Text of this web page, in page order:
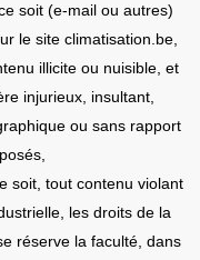
soit (e-mail ou autres)
le site climatisation.be,
illicite ou nuisible, et
injurieux, insultant,
ou sans rapport
soit, tout contenu violant
les droits de la
réserve la faculté, dans